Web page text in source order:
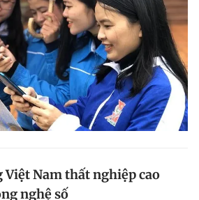
Việt Nam thất nghiệp cao
nghệ số